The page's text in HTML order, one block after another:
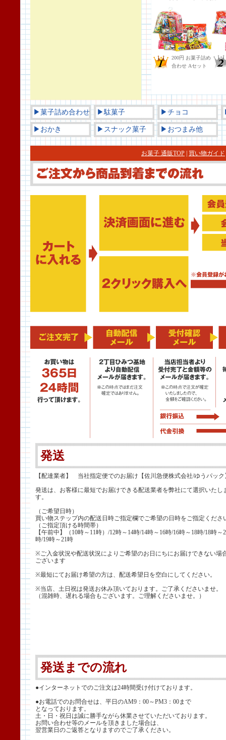
▶菓子詰め合わせ ▶駄菓子 ▶チョコ
▶おかき ▶スナック菓子 ▶おつまみ他
お菓子 通販TOP 買い物ガイド
発送
【配達業者】 当社指定便でのお届け【佐川急便株式会社/ゆうパック
発送は、お客様に最短でお届けできる配送業者を弊社にて選択いたし
す。
（ご希望日時）
買い物ステップ内の配送日時ご指定欄でご希望の日時をご指定くださ
（ご指定頂ける時間帯）
【午前中】（10時～11時）/12時～14時/14時～16時/16時～18時/18時～
時/19時～21時
※ご入金状況や配送状況によりご希望のお日にちにお届けできない場
ございます
※最短にてお届け希望の方は、配送希望日を空白にしてください。
※当店、土日祝は発送お休み頂いております。ご了承くださいませ。
（混雑時、遅れる場合もございます。ご理解くださいませ。）
発送までの流れ
●インターネットでのご注文は24時間受け付けております。
●お電話でのお問合せは、平日のAM9：00～PM3：00まで
となっております。
土・日・祝日は誠に勝手ながら休業させていただいております。
お問い合わせ等のメールを頂きました場合は、
翌営業日のご返答となりますのでご了承ください。